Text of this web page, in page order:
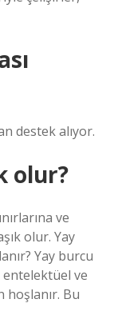
destek alıyor.
olur?
ve
olur. Yay
Yay burcu
entelektüel ve
Bu